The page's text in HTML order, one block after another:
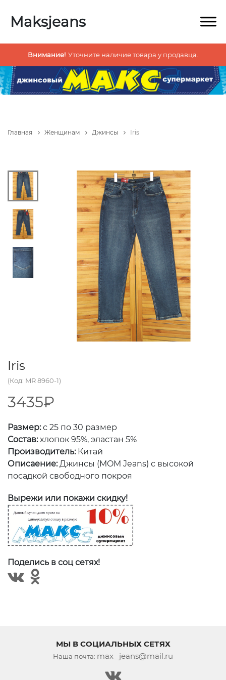
Maksjeans
Внимание! Уточните наличие товара у продавца.
Главная Женщинам Джинсы Iris
Iris
(Код: MR 8960-1)
3435₽
Размер:с 25 по 30 размер
Состав:хлопок 95%, эластан 5%
Производитель:Китай
Описаение:Джинсы (MOM Jeans) с высокой
посадкой свободного покроя
Вырежи или покажи скидку!
Поделись в соц сетях!
МЫ В СОЦИАЛЬНЫХ СЕТЯХ
Наша почта: max_jeans@mail.ru